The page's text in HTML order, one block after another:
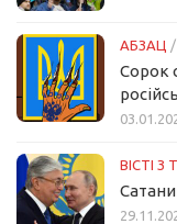
АБЗАЦ /
Сорок
ВІСТІ З